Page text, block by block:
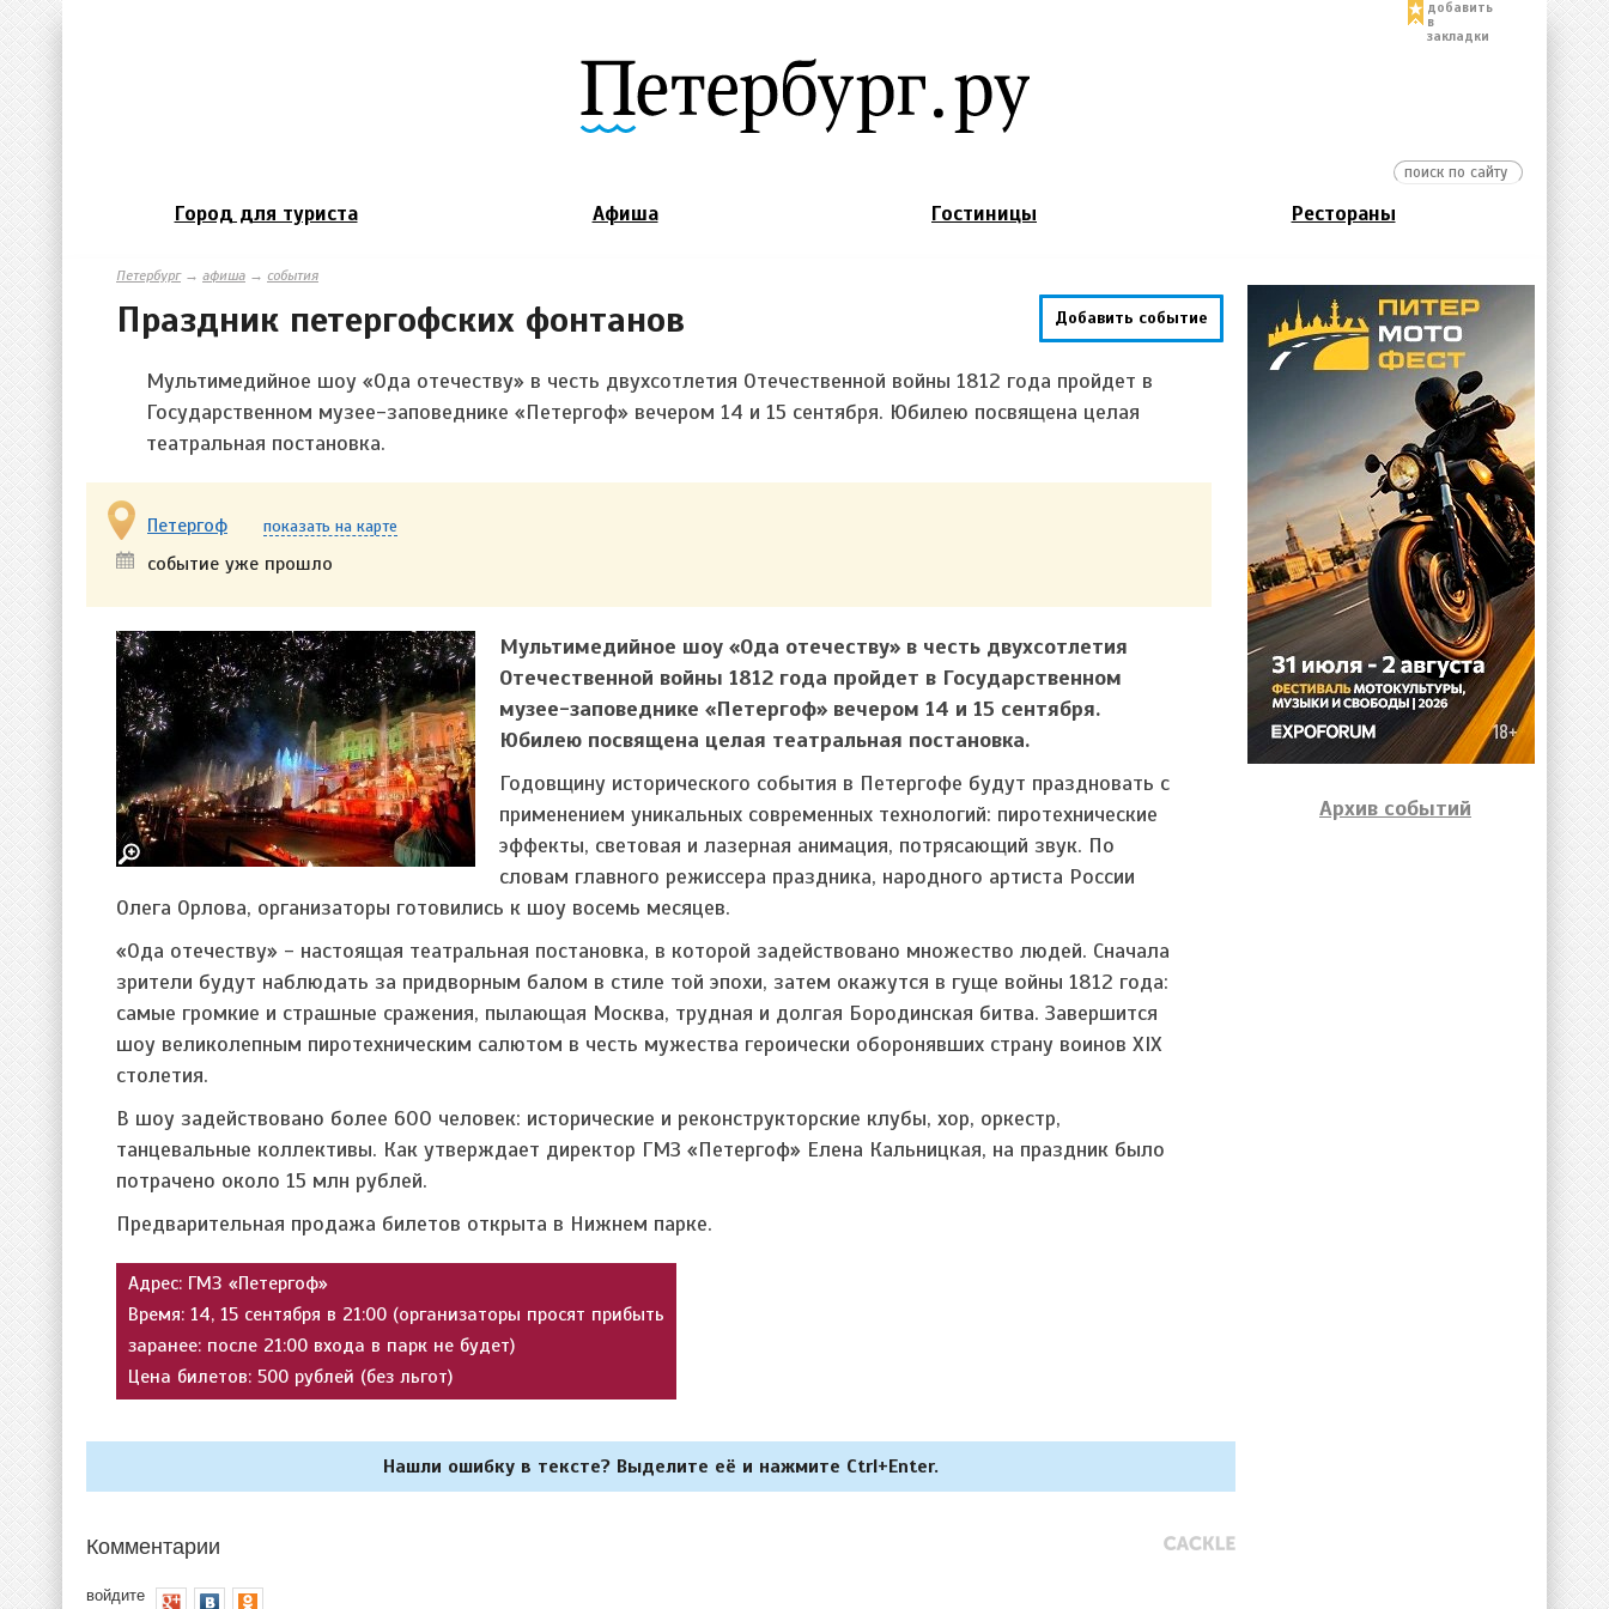
добавить
в
закладки
Город для туриста Афиша Гостиницы Рестораны
Петербург→ афиша → события
Добавить событие
Праздник петергофских фонтанов
Мультимедийное шоу «Ода отечеству» в честь двухсотлетия Отечественной войны 1812 года пройдет в
Государственном музее-заповеднике «Петергоф» вечером 14 и 15 сентября. Юбилею посвящена целая
театральная постановка.
Петергоф показать на карте
событие уже прошло
Мультимедийное шоу «Ода отечеству» в честь двухсотлетия
Отечественной войны 1812 года пройдет в Государственном
музее-заповеднике «Петергоф» вечером 14 и 15 сентября.
Юбилею посвящена целая театральная постановка.
Годовщину исторического события в Петергофе будут праздновать с
применением уникальных современных технологий: пиротехнические
эффекты, световая и лазерная анимация, потрясающий звук. По
словам главного режиссера праздника, народного артиста России
Олега Орлова, организаторы готовились к шоу восемь месяцев.
«Ода отечеству» - настоящая театральная постановка, в которой задействовано множество людей. Сначала
зрители будут наблюдать за придворным балом в стиле той эпохи, затем окажутся в гуще войны 1812 года:
самые громкие и страшные сражения, пылающая Москва, трудная и долгая Бородинская битва. Завершится
шоу великолепным пиротехническим салютом в честь мужества героически оборонявших страну воинов XIX
столетия.
В шоу задействовано более 600 человек: исторические и реконструкторские клубы, хор, оркестр,
танцевальные коллективы. Как утверждает директор ГМЗ «Петергоф» Елена Кальницкая, на праздник было
потрачено около 15 млн рублей.
Предварительная продажа билетов открыта в Нижнем парке.
Адрес: ГМЗ «Петергоф»
Время: 14, 15 сентября в 21:00 (организаторы просят прибыть
заранее: после 21:00 входа в парк не будет)
Цена билетов: 500 рублей (без льгот)
Нашли ошибку в тексте? Выделите её и нажмите Ctrl+Enter.
Комментарии
войдите
Архив событий